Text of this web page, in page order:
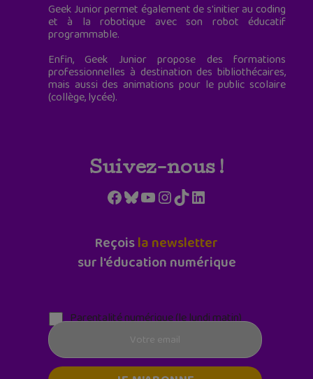
Geek Junior permet également de s'initier au coding
et à la robotique avec son robot éducatif
programmable.
Enfin, Geek Junior propose des formations
professionnelles à destination des bibliothécaires,
mais aussi des animations pour le public scolaire
(collège, lycée).
Suivez-nous !
Facebook
Bluesky
YouTube
Instagram
TikTokLinkedIn
Reçoisla newsletter
sur l'éducation numérique
Parentalité numérique (le lundi matin)